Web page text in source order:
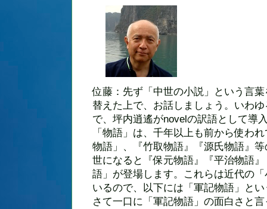
位藤：先ず「中世の小説」という言
替えた上で、お話しましょう。いわ
で、坪内逍遙がnovelの訳語として導
「物語」は、千年以上も前から使わ
物語」、『竹取物語』『源氏物語』
世になると『保元物語』『平治物語
語」が登場します。これらは近代の
いるので、以下には「軍記物語」と
さて一口に「軍記物語」の面白さと